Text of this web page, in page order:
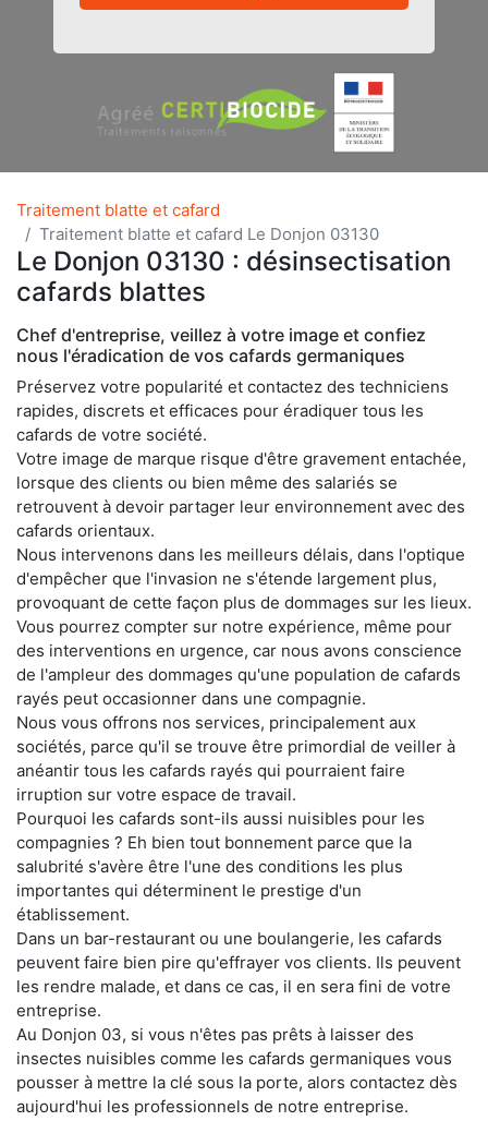
Traitement blatte et cafard
Traitement blatte et cafard Le Donjon 03130
Le Donjon 03130 : désinsectisation
cafards blattes
Chef d'entreprise, veillez à votre image et confiez
nous l'éradication de vos cafards germaniques
Préservez votre popularité et contactez des techniciens
rapides, discrets et efficaces pour éradiquer tous les
cafards de votre société.
Votre image de marque risque d'être gravement entachée,
lorsque des clients ou bien même des salariés se
retrouvent à devoir partager leur environnement avec des
cafards orientaux.
Nous intervenons dans les meilleurs délais, dans l'optique
d'empêcher que l'invasion ne s'étende largement plus,
provoquant de cette façon plus de dommages sur les lieux.
Vous pourrez compter sur notre expérience, même pour
des interventions en urgence, car nous avons conscience
de l'ampleur des dommages qu'une population de cafards
rayés peut occasionner dans une compagnie.
Nous vous offrons nos services, principalement aux
sociétés, parce qu'il se trouve être primordial de veiller à
anéantir tous les cafards rayés qui pourraient faire
irruption sur votre espace de travail.
Pourquoi les cafards sont-ils aussi nuisibles pour les
compagnies ? Eh bien tout bonnement parce que la
salubrité s'avère être l'une des conditions les plus
importantes qui déterminent le prestige d'un
établissement.
Dans un bar-restaurant ou une boulangerie, les cafards
peuvent faire bien pire qu'effrayer vos clients. Ils peuvent
les rendre malade, et dans ce cas, il en sera fini de votre
entreprise.
Au Donjon 03, si vous n'êtes pas prêts à laisser des
insectes nuisibles comme les cafards germaniques vous
pousser à mettre la clé sous la porte, alors contactez dès
aujourd'hui les professionnels de notre entreprise.